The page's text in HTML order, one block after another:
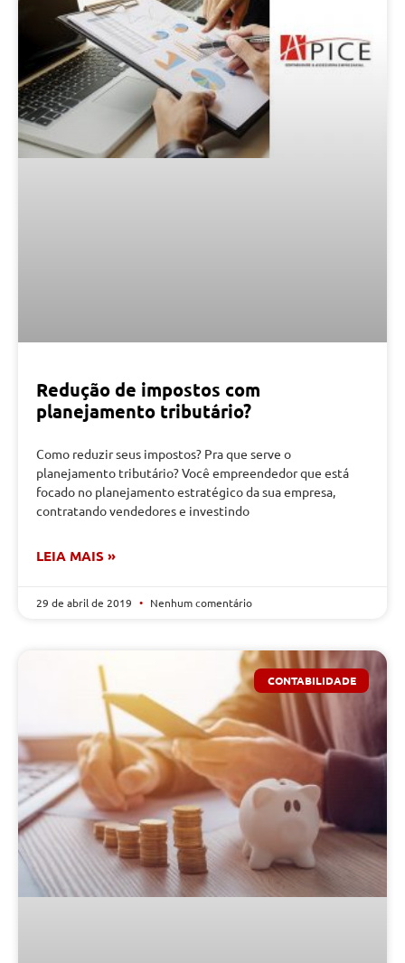
Redução de impostos com
planejamento tributário?
Como reduzir seus impostos? Pra que serve o
planejamento tributário? Você empreendedor que está
focado no planejamento estratégico da sua empresa,
contratando vendedores e investindo
LEIA MAIS »
29 de abril de 2019 Nenhum comentário
CONTABILIDADE